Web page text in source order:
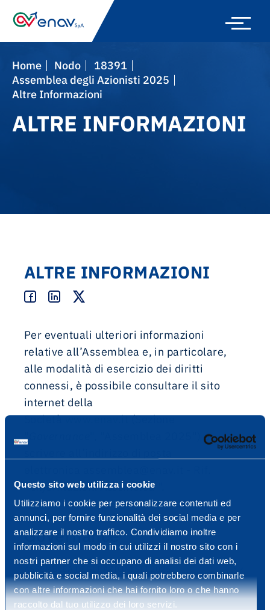
Questo sito web utilizza i cookie
Utilizziamo i cookie per personalizzare contenuti ed
annunci, per fornire funzionalità dei social media e per
analizzare il nostro traffico. Condividiamo inoltre
informazioni sul modo in cui utilizzi il nostro sito con i
nostri partner che si occupano di analisi dei dati web,
pubblicità e social media, i quali potrebbero combinarle
con altre informazioni che hai fornito loro o che hanno
raccolto dal tuo utilizzo dei loro servizi.
Home nodo
18391
Assemblea degli Azionisti 2025
Altre Informazioni
ALTRE INFORMAZIONI
ALTRE INFORMAZIONI
Per eventuali ulteriori informazioni
relative all’Assemblea e, in particolare,
alle modalità di esercizio dei diritti
connessi, è possibile consultare il sito
internet della
Societàwww.enav.it(Sezione
"
", "Assemblea 2025") o
"Informazioni Assemblea
Governance
ASSEMBLEA DEGLI AZIONISTI 2025
Modalità di partecipazione ai lavori assembleari